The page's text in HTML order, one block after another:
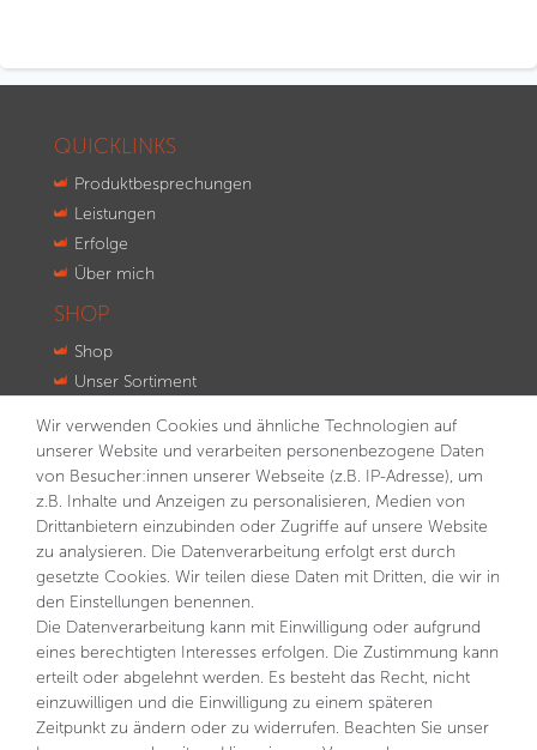
QUICKLINKS
Produktbesprechungen
Leistungen
Erfolge
Über mich
SHOP
Shop
Unser Sortiment
Kontakt
NEWSLETTER
VORNAME NACHNAME
Hiermit bestätige ich, dass ich die Daten­schutz­erklärung
gelesen habe. Meine Einwilligung kann ich jederzeit
widerrufen.**
Abonnieren
Wir verwenden Cookies und ähnliche Technologien auf
unserer Website und verarbeiten personenbezogene Daten
von Besucher:innen unserer Webseite (z.B. IP-Adresse), um
z.B. Inhalte und Anzeigen zu personalisieren, Medien von
Drittanbietern einzubinden oder Zugriffe auf unsere Website
zu analysieren. Die Datenverarbeitung erfolgt erst durch
gesetzte Cookies. Wir teilen diese Daten mit Dritten, die wir in
den Einstellungen benennen.
Die Datenverarbeitung kann mit Einwilligung oder aufgrund
eines berechtigten Interesses erfolgen. Die Zustimmung kann
erteilt oder abgelehnt werden. Es besteht das Recht, nicht
einzuwilligen und die Einwilligung zu einem späteren
Zeitpunkt zu ändern oder zu widerrufen. Beachten Sie unser